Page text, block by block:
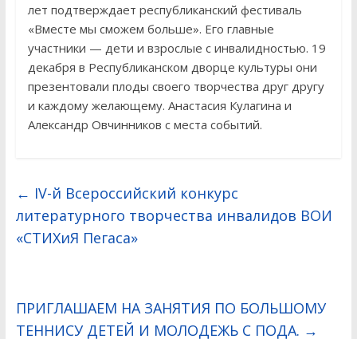
лет подтверждает республиканский фестиваль
«Вместе мы сможем больше». Его главные
участники — дети и взрослые с инвалидностью. 19
декабря в Республиканском дворце культуры они
презентовали плоды своего творчества друг другу
и каждому желающему. Анастасия Кулагина и
Александр Овчинников с места событий.
← IV-й Всероссийский конкурс
литературного творчества инвалидов ВОИ
«СТИХиЯ Пегаса»
ПРИГЛАШАЕМ НА ЗАНЯТИЯ ПО БОЛЬШОМУ
ТЕННИСУ ДЕТЕЙ И МОЛОДЕЖЬ С ПОДА. →